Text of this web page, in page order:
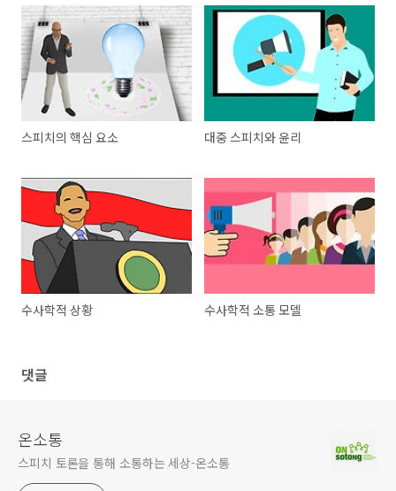
스피치의 핵심 요소 대중 스피치와 윤리
수사학적 상황 수사학적 소통 모델
댓글
온소통
스피치 토론을 통해 소통하는 세상-온소통